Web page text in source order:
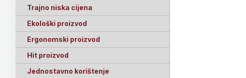
Trajno niska cijena
Ekološki proizvod
Ergonomski proizvod
Hit proizvod
Jednostavno korištenje